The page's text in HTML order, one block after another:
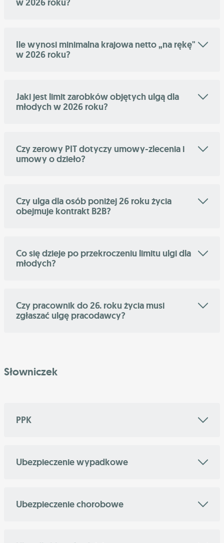
w 2026 roku?
Ile wynosi minimalna krajowa netto „na rękę"
w 2026 roku?
Jaki jest limit zarobków objętych ulgą dla
młodych w 2026 roku?
Czy zerowy PIT dotyczy umowy-zlecenia i
umowy o dzieło?
Czy ulga dla osób poniżej 26 roku życia
obejmuje kontrakt B2B?
Co się dzieje po przekroczeniu limitu ulgi dla
młodych?
Czy pracownik do 26. roku życia musi
zgłaszać ulgę pracodawcy?
Słowniczek
PPK
Ubezpieczenie wypadkowe
Ubezpieczenie chorobowe